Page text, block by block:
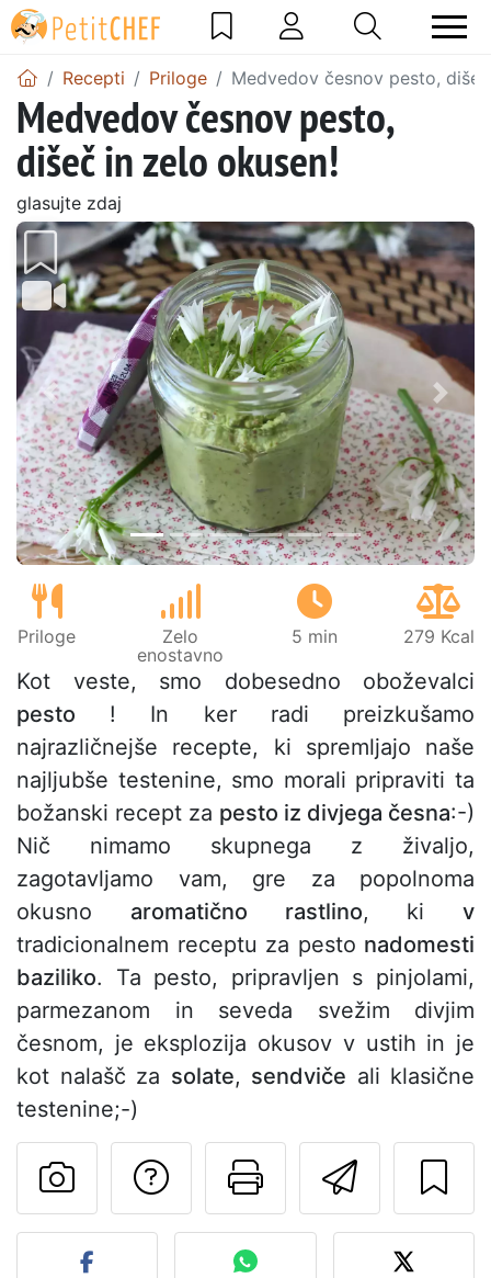
Recepti Priloge Medvedov česnov pesto,
Medvedov česnov pesto,
dišeč in zelo okusen!
glasujte zdaj
Prejšnji
Priloge
Zelo
enostavno
5 min 279 Kcal
Kot veste, smo dobesedno oboževalci
pesto ! In ker radi preizkušamo
najrazličnejše recepte, ki spremljajo naše
najljubše testenine, smo morali pripraviti ta
božanski recept za pesto iz divjega česna:-)
Nič nimamo skupnega z živaljo,
zagotavljamo vam, gre za popolnoma
okusno aromatično rastlino, ki v
tradicionalnem receptu za pesto nadomesti
baziliko. Ta pesto, pripravljen s pinjolami,
parmezanom in seveda svežim divjim
česnom, je eksplozija okusov v ustih in je
kot nalašč za solate, sendviče ali klasične
testenine;-)
Pošlji
Natisni to
Postavite
Objavite svojo fotografijo